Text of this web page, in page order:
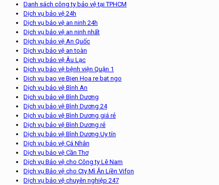
Danh sách công ty bảo vệ tại TPHCM
Dịch vụ bảo vệ 24h
Dịch vụ bảo vệ an ninh 24h
Dịch vụ bảo vệ an ninh nhất
Dịch vụ bảo vệ An Quốc
Dịch vụ bảo vệ an toàn
Dịch vụ bảo vệ Âu Lạc
Dịch vụ bảo vệ bệnh viện Quận 1
Dich vu bao ve Bien Hoa re bat ngo
Dịch vụ bảo vệ Bình An
Dịch vụ bảo vệ Bình Dương
Dịch vụ bảo vệ Bình Dương 24
Dịch vụ bảo vệ Bình Dương giá rẻ
Dịch vụ bảo vệ Bình Dương rẻ
Dịch vụ bảo vệ Bình Dương Uy tín
Dịch vụ bảo vệ Cá Nhân
Dịch vụ bảo vệ Cần Thơ
Dịch vụ Bảo vệ cho Công ty Lê Nam
Dịch vụ Bảo vệ cho Cty Mì Ăn Liền Vifon
Dịch vụ bảo vệ chuyên nghiệp 247